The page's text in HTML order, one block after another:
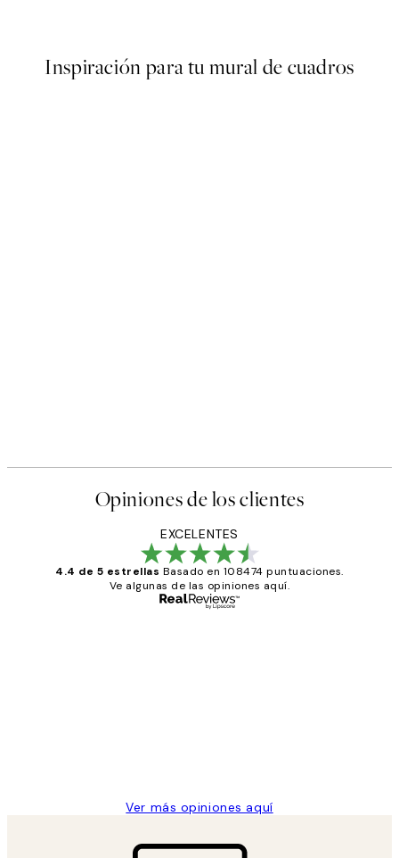
Inspiración para tu mural de cuadros
Opiniones de los clientes
EXCELENTES
4.4 de 5 estrellas Basado en 108474 puntuaciones.
Ve algunas de las opiniones aquí.
Ver más opiniones aquí